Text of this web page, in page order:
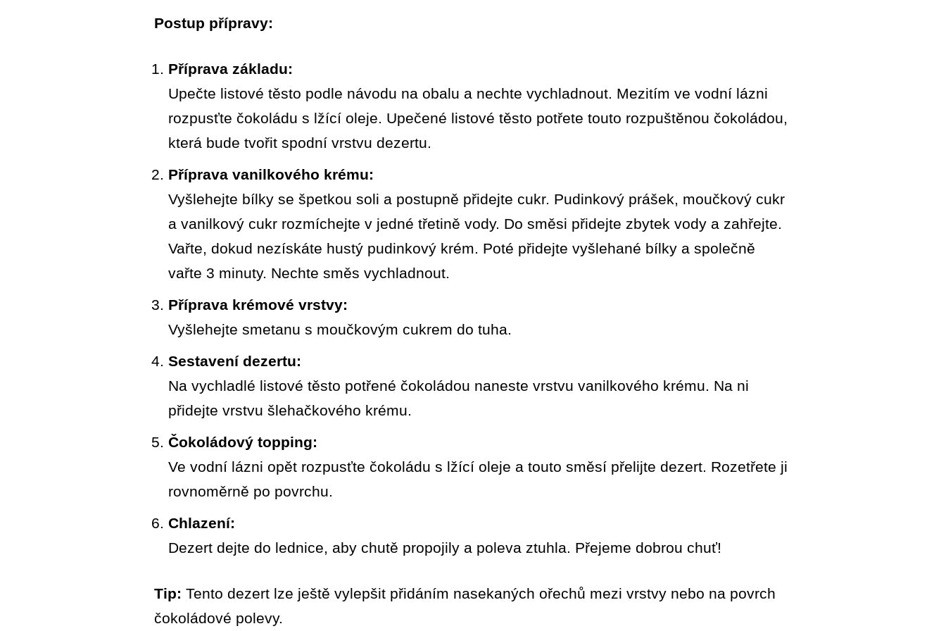
Postup přípravy:
Příprava základu:
Upečte listové těsto podle návodu na obalu a nechte vychladnout. Mezitím ve vodní lázni
rozpusťte čokoládu s lžící oleje. Upečené listové těsto potřete touto rozpuštěnou čokoládou,
která bude tvořit spodní vrstvu dezertu.
Příprava vanilkového krému:
Vyšlehejte bílky se špetkou soli a postupně přidejte cukr. Pudinkový prášek, moučkový cukr
a vanilkový cukr rozmíchejte v jedné třetině vody. Do směsi přidejte zbytek vody a zahřejte.
Vařte, dokud nezískáte hustý pudinkový krém. Poté přidejte vyšlehané bílky a společně
vařte 3 minuty. Nechte směs vychladnout.
Příprava krémové vrstvy:
Vyšlehejte smetanu s moučkovým cukrem do tuha.
Sestavení dezertu:
Na vychladlé listové těsto potřené čokoládou naneste vrstvu vanilkového krému. Na ni
přidejte vrstvu šlehačkového krému.
Čokoládový topping:
Ve vodní lázni opět rozpusťte čokoládu s lžící oleje a touto směsí přelijte dezert. Rozetřete ji
rovnoměrně po povrchu.
Chlazení:
Dezert dejte do lednice, aby chutě propojily a poleva ztuhla. Přejeme dobrou chuť!
Tip: Tento dezert lze ještě vylepšit přidáním nasekaných ořechů mezi vrstvy nebo na povrch
čokoládové polevy.